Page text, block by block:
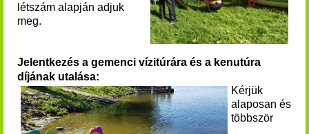
létszám alapján adjuk
meg.
Jelentkezés a gemenci vízitúrára és a kenutúra
díjának utalása:
Kérjük
alaposan és
többször